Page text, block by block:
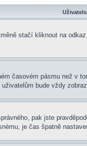
stačí kliknout na odkaz
časovém pásmu než v
bude vždy
pak jste
je čas špatně